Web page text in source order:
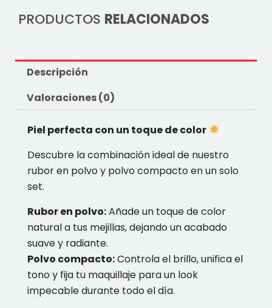
PRODUCTOS RELACIONADOS
Descripción
Valoraciones (0)
Piel perfecta con un toque de color
Descubre la combinación ideal de nuestro
rubor en polvo y polvo compacto en un solo
set.
Rubor en polvo:Añade un toque de color
natural a tus mejillas, dejando un acabado
suave y radiante.
Polvo compacto:Controla el brillo, unifica el
tono y fija tu maquillaje para un look
impecable durante todo el día.